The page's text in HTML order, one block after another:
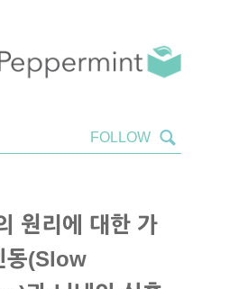
원리에 대한 가
동(Slow